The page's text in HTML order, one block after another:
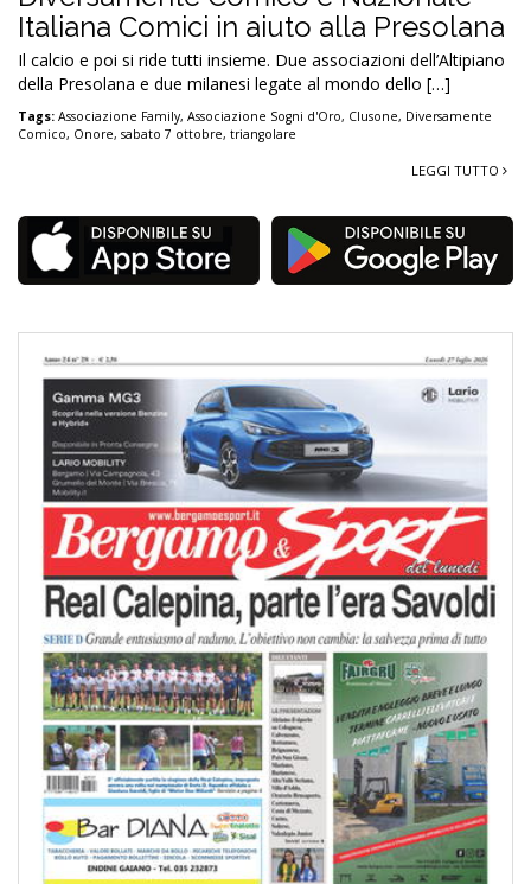
Italiana Comici in aiuto alla Presolana
Il calcio e poi si ride tutti insieme. Due associazioni dell’Altipiano
della Presolana e due milanesi legate al mondo dello […]
Tags: Associazione Family, Associazione Sogni d'Oro, Clusone, Diversamente
Comico, Onore, sabato 7 ottobre, triangolare
LEGGI TUTTO